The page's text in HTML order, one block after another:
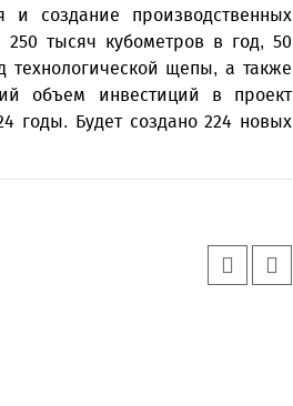
и создание производственных
тысяч кубометров в год, 50
технологической щепы, а также
объем инвестиций в проект
годы. Будет создано 224 новых